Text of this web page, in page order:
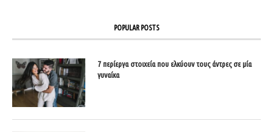
POPULAR POSTS
7 περίεργα στοιχεία που ελκύουν τους άντρες σε μία
γυναίκα